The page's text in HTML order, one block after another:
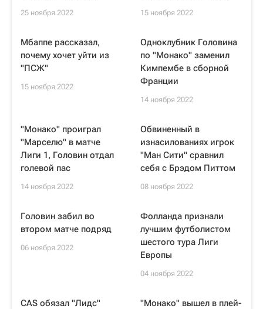
25 ноября 2022 15 ноября 2022
Мбаппе рассказал,
почему хочет уйти из
"ПСЖ"
15 ноября 2022
Одноклубник Головина
по "Монако" заменил
Кимпембе в сборной
Франции
14 ноября 2022
"Монако" проиграл
"Марселю" в матче
Лиги 1, Головин отдал
голевой пас
14 ноября 2022
Обвиненный в
изнасилованиях игрок
"Ман Сити" сравнил
себя с Брэдом Питтом
08 ноября 2022
Головин забил во
втором матче подряд
06 ноября 2022
Фолланда признали
лучшим футболистом
шестого тура Лиги
Европы
04 ноября 2022
CAS обязал "Лидс"
"Монако" вышел в плей-